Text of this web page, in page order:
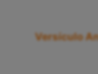
Versículo